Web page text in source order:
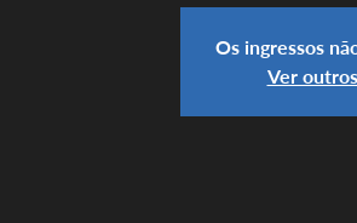
Os ingressos
Ver